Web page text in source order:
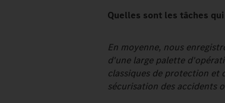
Quelles sont les tâches
En moyenne, nous
d'une large palette
classiques de protection et
sécurisation des accidents